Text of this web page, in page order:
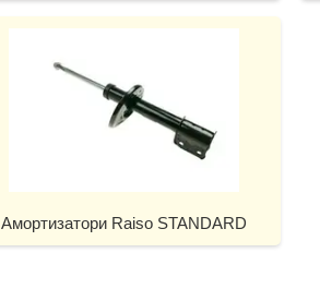
Амортизатори Raiso STANDARD